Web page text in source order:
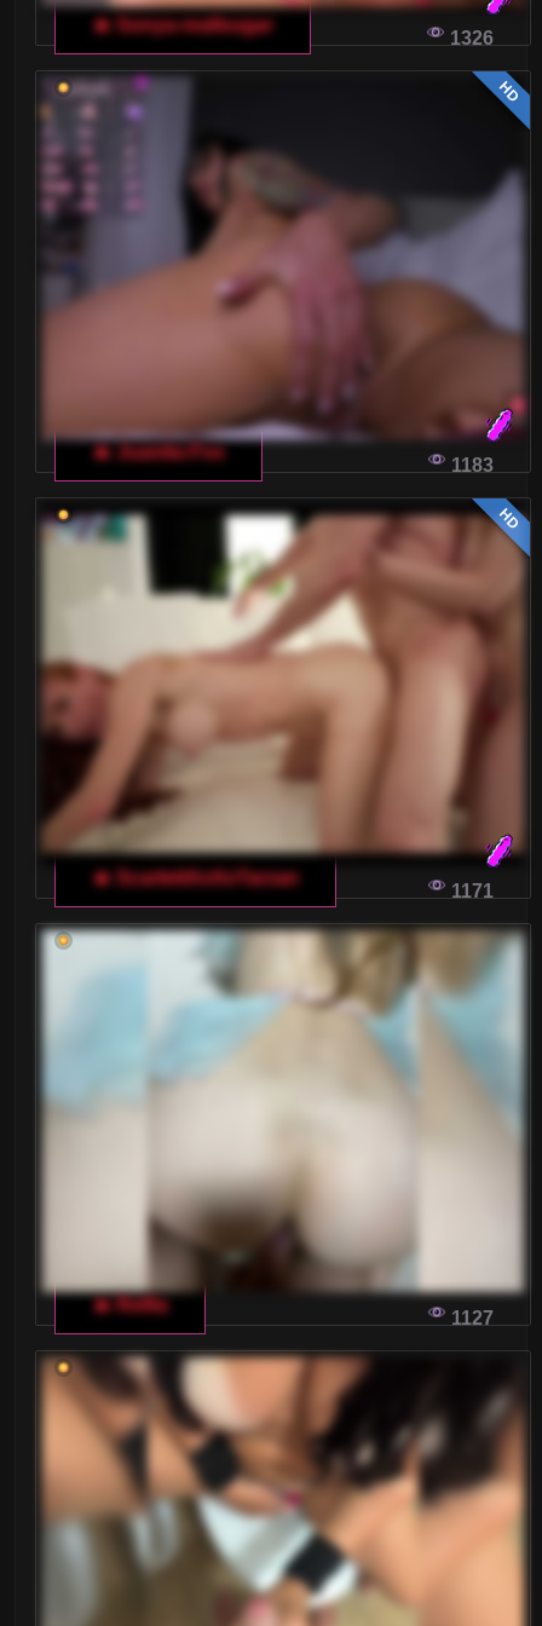
Szukasz idealnej platformy do włoskich czatów
dla dorosłych? W tym artykule przyjrzymy się
najważniejszym aspektom wyboru serwisu
randkowego, który spełni Twoje oczekiwania.
JAK WŁOSKI CZAT DLA DOROSŁYCH MOŻE
POPRAWIĆ TWOJĄ SAMOOCENĘ I
PEWNOŚĆ SIEBIE
się, jak włoski czat dla dorosłych może stać się
narzędziem do budowania lepszej samooceny.
JAK POZOSTAĆ ANONIMOWYM NA
WŁOSKIM CZACIE DLA DOROSŁYCH
Czy chciałbyś cieszyć się włoskim czatem dla
dorosłych bez obaw o swoją prywatność? W tym
artykule podpowiadamy, jak pozostać
anonimowym podczas korzystania z platform z
modelkami przed kamerą.
WŁOSKI CZAT DLA DOROSŁYCH: JAK
WYBRAĆ NAJLEPSZE APLIKACJE
Z wyborem najlepszej aplikacji randkowej nie
jest łatwo, zwłaszcza gdy szukamy czegoś
specyficznego, jak włoski czat dla dorosłych. Ale
nie martw się, dzięki naszym wskazówkom
dowiesz się, jak znaleźć idealne rozwiązanie dla
DLA DOROSŁYCH: PORADY I SEKRETY
Czy zastanawiałeś się kiedyś, jak działa włoski
czat dla dorosłych? Jakie są jego tajemnice i co
zrobić, aby odnieść na nim sukces?
Przeprowadzimy Cię przez ten fascynujący świat
krok po kroku.
🔥 Sonya-reallsugar
1326
HD
🔥 Juanita-Fox
1183
HD
🔥 ScarlettXoXoTarzan
1171
🔥 Relfia
1127